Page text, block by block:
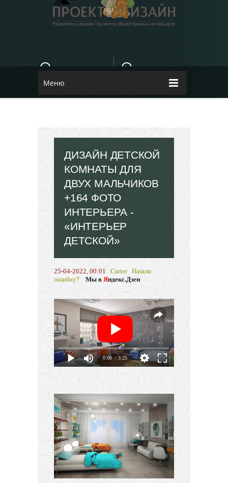
КОНТАКТЫ
E-MAIL
Меню
ДИЗАЙН ДЕТСКОЙ
КОМНАТЫ ДЛЯ
ДВУХ МАЛЬЧИКОВ
+164 ФОТО
ИНТЕРЬЕРА -
«ИНТЕРЬЕР
ДЕТСКОЙ»
25-04-2022, 00:01 Carter Нашли
ошибку?
Мы в Яндекс.Дзен
0:00 / 3:25